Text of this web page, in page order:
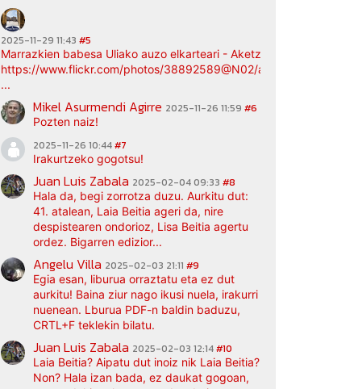
2025-11-29 11:43 #5
Marrazkien babesa Uliako auzo elkarteari - Aketz etxea (argazki
https://www.flickr.com/photos/38892589@N02/albums/
...
Mikel Asurmendi Agirre 2025-11-26 11:59 #6
Pozten naiz!
2025-11-26 10:44#7
Irakurtzeko gogotsu!
Juan Luis Zabala 2025-02-04 09:33 #8
Hala da, begi zorrotza duzu. Aurkitu dut:
41. atalean, Laia Beitia ageri da, nire
despistearen ondorioz, Lisa Beitia agertu
ordez. Bigarren edizior...
Angelu Villa 2025-02-03 21:11 #9
Egia esan, liburua orraztatu eta ez dut
aurkitu! Baina ziur nago ikusi nuela, irakurri
nuenean. Lburua PDF-n baldin baduzu,
CRTL+F teklekin bilatu.
Juan Luis Zabala 2025-02-03 12:14#10
Laia Beitia? Aipatu dut inoiz nik Laia Beitia?
Non? Hala izan bada, ez daukat gogoan,